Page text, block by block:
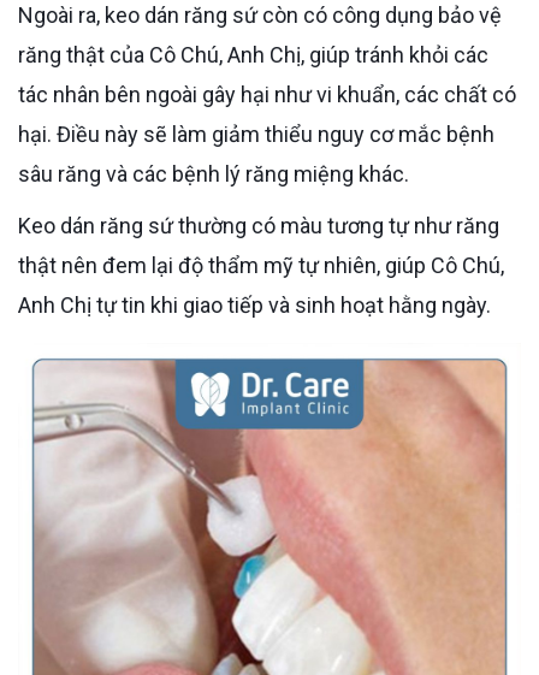
Ngoài ra, keo dán răng sứ còn có công dụng bảo vệ
răng thật của Cô Chú, Anh Chị, giúp tránh khỏi các
tác nhân bên ngoài gây hại như vi khuẩn, các chất có
hại. Điều này sẽ làm giảm thiểu nguy cơ mắc bệnh
sâu răng và các bệnh lý răng miệng khác.
Keo dán răng sứ thường có màu tương tự như răng
thật nên đem lại độ thẩm mỹ tự nhiên, giúp Cô Chú,
Anh Chị tự tin khi giao tiếp và sinh hoạt hằng ngày.